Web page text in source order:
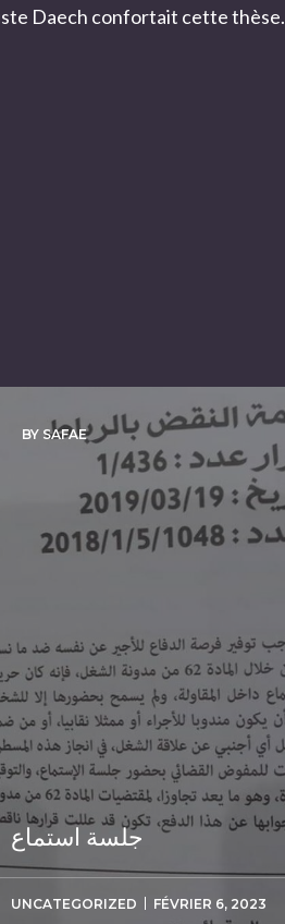
Daech confortait cette thèse.
BY SAFAE
جلسة استماع
UNCATEGORIZED FÉVRIER 6, 2023